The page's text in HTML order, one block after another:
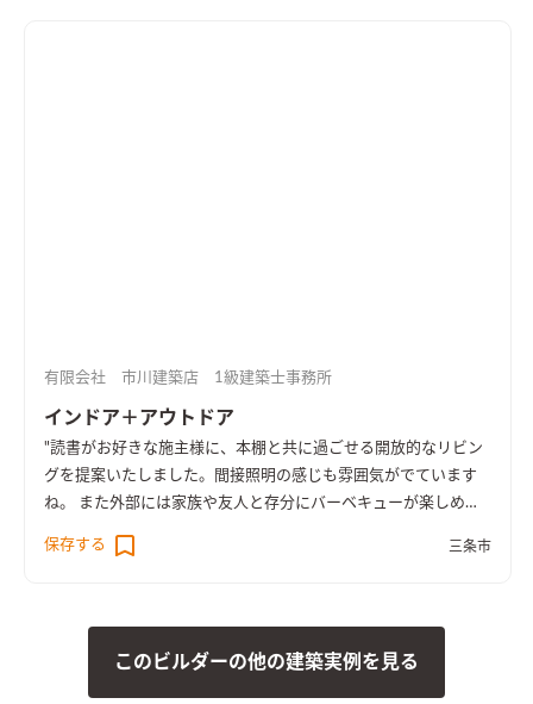
有限会社 市川建築店 1級建築士事務所
インドア＋アウトドア
"読書がお好きな施主様に、本棚と共に過ごせる開放的なリビン
グを提案いたしました。間接照明の感じも雰囲気がでています
ね。 また外部には家族や友人と存分にバーベキューが楽しめる
保存する
三条市
このビルダーの他の建築実例を見る